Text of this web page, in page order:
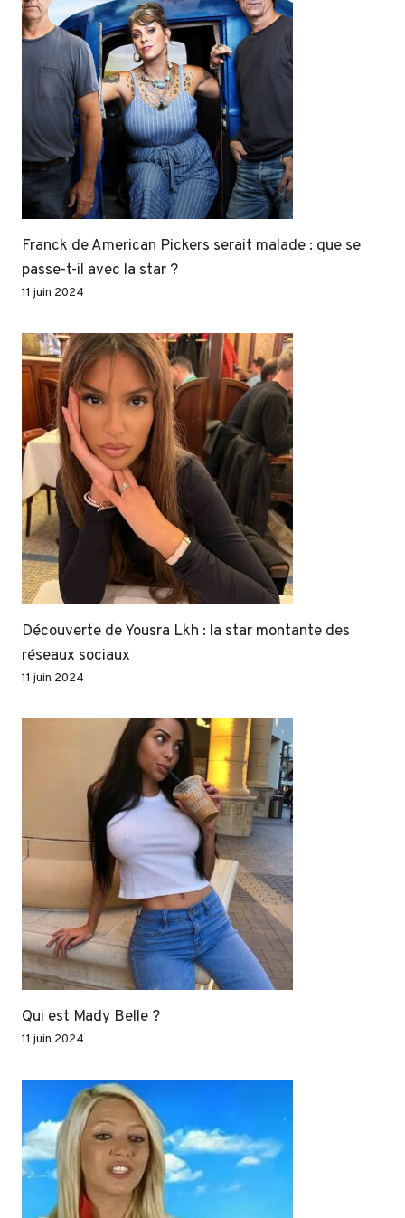
Franck de American Pickers serait malade : que se
passe-t-il avec la star ?
11 juin 2024
Découverte de Yousra Lkh : la star montante des
réseaux sociaux
11 juin 2024
Qui est Mady Belle ?
11 juin 2024